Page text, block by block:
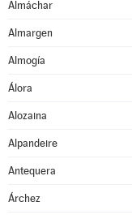
Almáchar
Almargen
Almogía
Álora
Alozaina
Alpandeire
Antequera
Árchez